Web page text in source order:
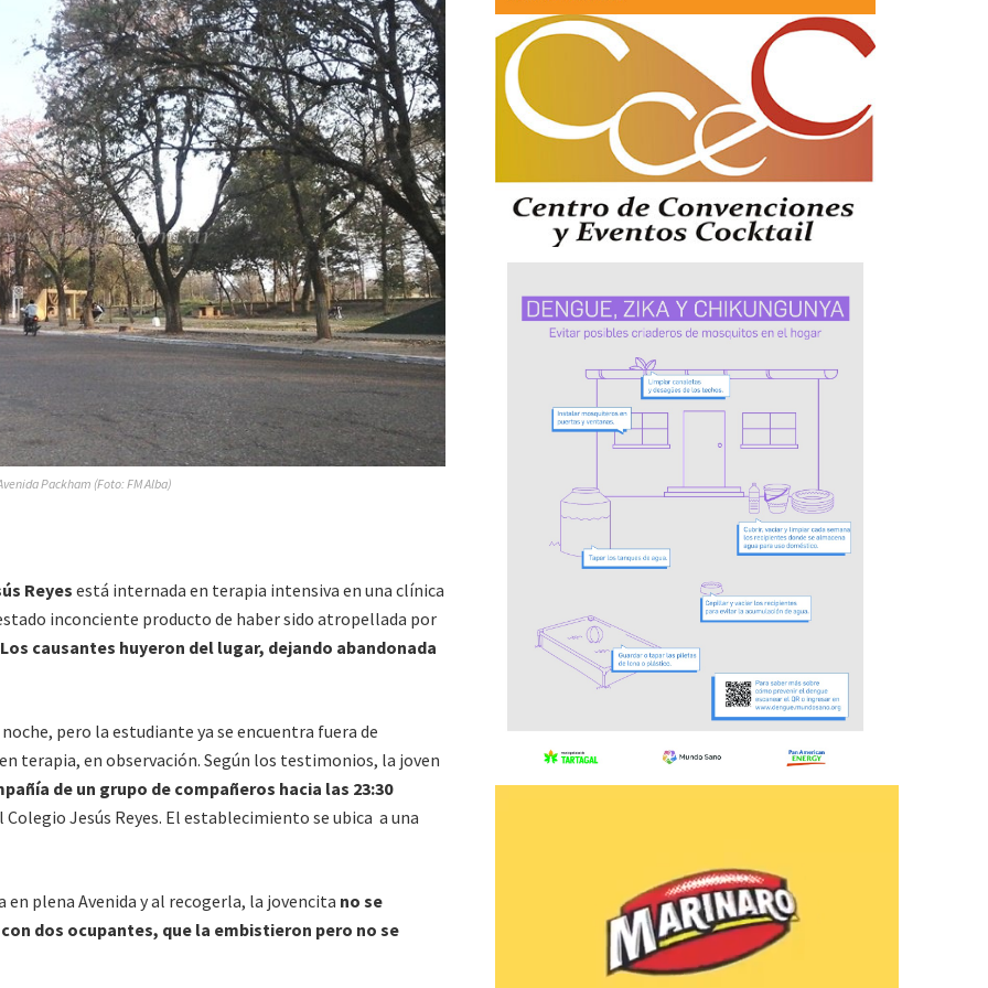
Packham (Foto: FM Alba)
Reyes está internada en terapia intensiva en una clínica
inconciente producto de haber sido atropellada por
Los causantes huyeron del lugar, dejando abandonada
pero la estudiante ya se encuentra fuera de
terapia, en observación. Según los testimonios, la joven
de un grupo de compañeros hacia las 23:30
Jesús Reyes. El establecimiento se ubica a una
en plena Avenida y al recogerla, la jovencita no se
dos ocupantes, que la embistieron pero no se